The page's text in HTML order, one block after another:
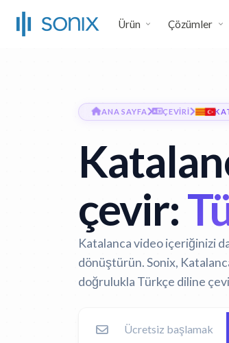
Ürün Çözümler
ANA SAYFA ÇEVIRI
çevir:
Katalanca video içeriğinizi
dönüştürün. Sonix,
doğrulukla Türkçe diline